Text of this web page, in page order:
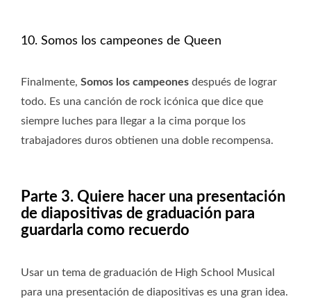
10. Somos los campeones de Queen
Finalmente, Somos los campeones después de lograr
todo. Es una canción de rock icónica que dice que
siempre luches para llegar a la cima porque los
trabajadores duros obtienen una doble recompensa.
Parte 3. Quiere hacer una presentación
de diapositivas de graduación para
guardarla como recuerdo
Usar un tema de graduación de High School Musical
para una presentación de diapositivas es una gran idea.